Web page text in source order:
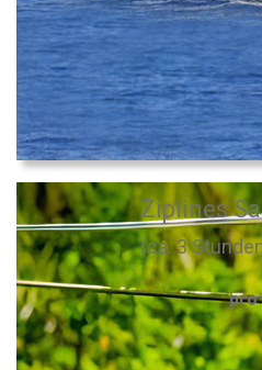
Ziplines
(ca. 3
pro